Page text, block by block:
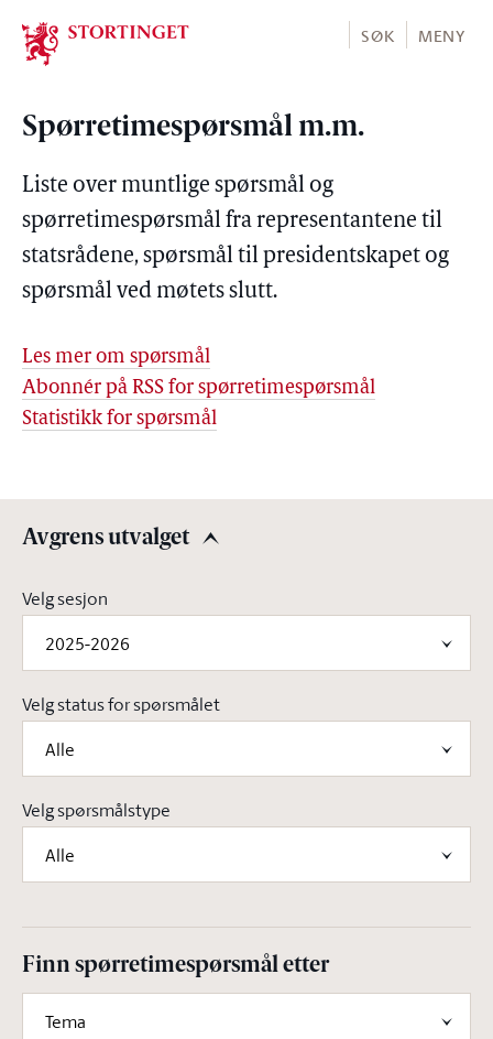
Stortinget.no
SØK MENY
Spørretimespørsmål m.m.
Liste over muntlige spørsmål og
spørretimespørsmål fra representantene til
statsrådene, spørsmål til presidentskapet og
spørsmål ved møtets slutt.
Les mer om spørsmål
Abonnér på RSS for spørretimespørsmål
Statistikk for spørsmål
Avgrens utvalget
Velg sesjon
2025-2026
Velg status for spørsmålet
Alle
Velg spørsmålstype
Alle
Finn spørretimespørsmål etter
Tema